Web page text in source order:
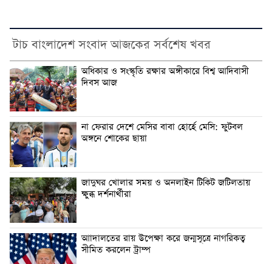
টাচ বাংলাদেশ সংবাদ আজকের সর্বশেষ খবর
অধিকার ও সংস্কৃতি রক্ষার অঙ্গীকারে বিশ্ব আদিবাসী
দিবস আজ
না ফেরার দেশে মেসির বাবা হোর্হে মেসি: ফুটবল
অঙ্গনে শোকের ছায়া
জাদুঘর খোলার সময় ও অনলাইন টিকিট জটিলতায়
ক্ষুব্ধ দর্শনার্থীরা
আাদালতের রায় উপেক্ষা করে জন্মসূত্রে নাগরিকত্ব
সীমিত করলেন ট্রাম্প